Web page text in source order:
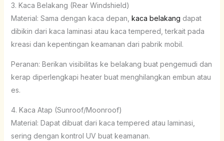
3. Kaca Belakang (Rear Windshield)
Material: Sama dengan kaca depan, kaca belakang dapat
dibikin dari kaca laminasi atau kaca tempered, terkait pada
kreasi dan kepentingan keamanan dari pabrik mobil.
Peranan: Berikan visibilitas ke belakang buat pengemudi dan
kerap diperlengkapi heater buat menghilangkan embun atau
es.
4. Kaca Atap (Sunroof/Moonroof)
Material: Dapat dibuat dari kaca tempered atau laminasi,
sering dengan kontrol UV buat keamanan.